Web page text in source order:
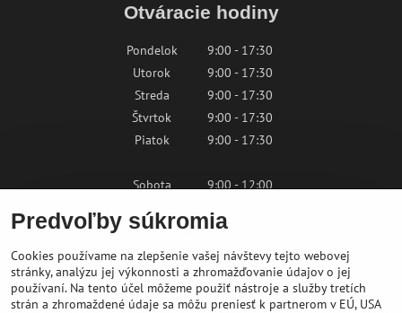
Otváracie hodiny
Pondelok
9:00 - 17:30
Utorok
9:00 - 17:30
Streda
9:00 - 17:30
Štvrtok
9:00 - 17:30
Piatok
9:00 - 17:30
Sobota
9:00 - 12:00
Kontaktujte nás
shop@bikepeak.sk
Predvoľby súkromia
Cookies používame na zlepšenie vašej návštevy tejto webovej
stránky, analýzu jej výkonnosti a zhromažďovanie údajov o jej
používaní. Na tento účel môžeme použiť nástroje a služby tretích
strán a zhromaždené údaje sa môžu preniesť k partnerom v EÚ, USA